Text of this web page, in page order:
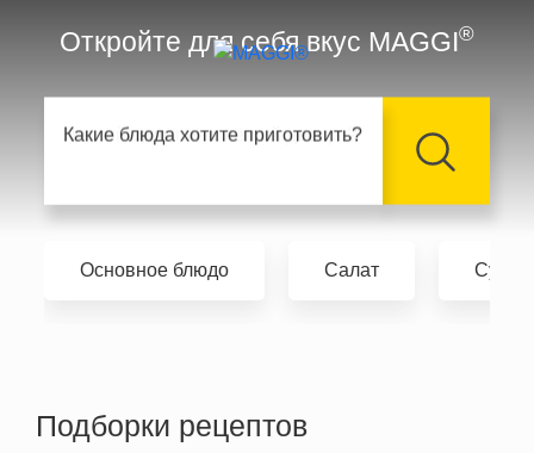
Откройте для себя вкус MAGGI®
Летний салат или лёгкий десерт?
Основное блюдо Салат Суп
Подборки рецептов